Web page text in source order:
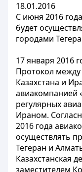
18.01.2016
С июня 2016
будет
городами
17 января 2016
Протокол
Казахстана и
авиакомпанией
регулярных
Ираном.
2016 года
осуществлять
Тегеран и
Казахстанская
заместителем